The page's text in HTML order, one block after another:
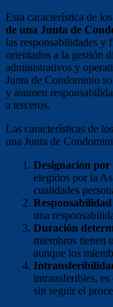
Esta característica de los
de una Junta de
las responsabilidades y
orientados a la gestión
administrativos y
Junta de Condominio
y asumen
a terceros.
Las características de
una Junta de
Designación por
elegidos por la
cualidades
una
Duración
miembros tienen
aunque los
intransferibles, es
sin seguir el